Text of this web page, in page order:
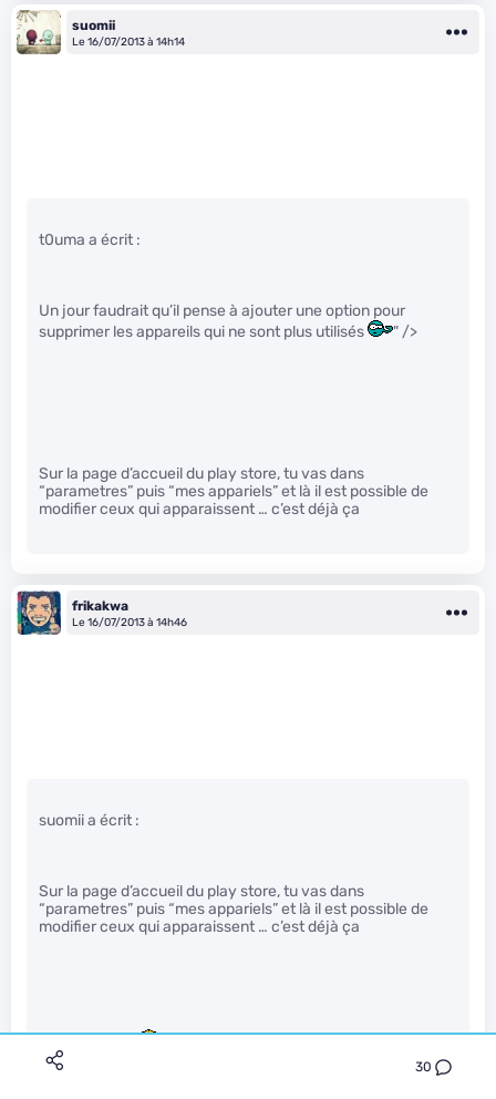
30
suomii
Le 16/07/2013 à 14h14
t0uma a écrit :
Un jour faudrait qu’il pense à ajouter une option pour
supprimer les appareils qui ne sont plus utilisés
" />
Sur la page d’accueil du play store, tu vas dans
“parametres” puis “mes appariels” et là il est possible de
modifier ceux qui apparaissent … c’est déjà ça
frikakwa
Le 16/07/2013 à 14h46
suomii a écrit :
Sur la page d’accueil du play store, tu vas dans
“parametres” puis “mes appariels” et là il est possible de
modifier ceux qui apparaissent … c’est déjà ça